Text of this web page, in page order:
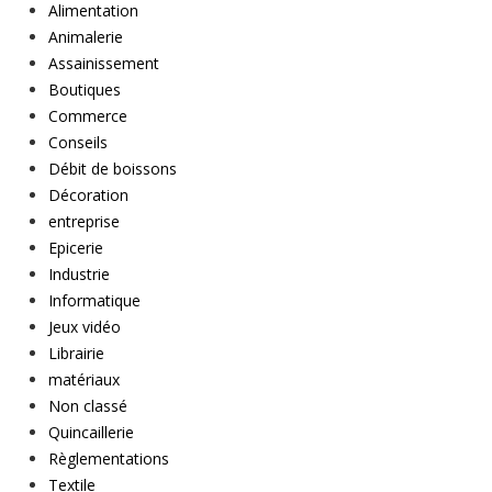
Alimentation
Animalerie
Assainissement
Boutiques
Commerce
Conseils
Débit de boissons
Décoration
entreprise
Epicerie
Industrie
Informatique
Jeux vidéo
Librairie
matériaux
Non classé
Quincaillerie
Règlementations
Textile